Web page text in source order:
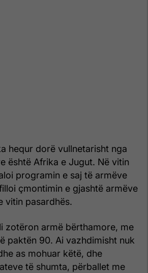
hequr dorë vullnetarisht nga
është Afrika e Jugut. Në vitin
programin e saj të armëve
çmontimin e gjashtë armëve
vitin pasardhës.
zotëron armë bërthamore, me
paktën 90. Ai vazhdimisht nuk
as mohuar këtë, dhe
të shumta, përballet me